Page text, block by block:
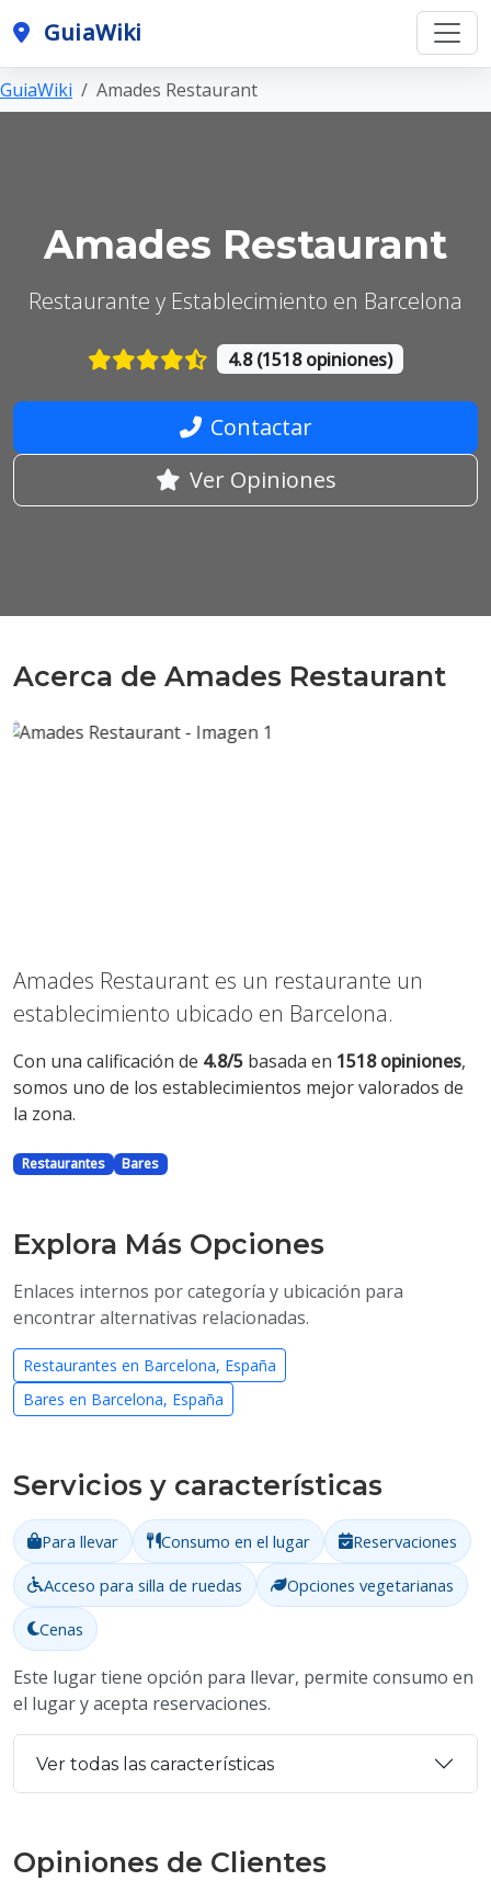
GuiaWiki
GuiaWiki Amades Restaurant
Amades Restaurant
Restaurante y Establecimiento en Barcelona
4.8 (1518 opiniones)
Contactar
Ver Opiniones
Acerca de Amades Restaurant
Amades Restaurant es un restaurante un
establecimiento ubicado en Barcelona.
Con una calificación de 4.8/5 basada en 1518 opiniones,
somos uno de los establecimientos mejor valorados de
la zona.
Restaurantes Bares
Explora Más Opciones
Enlaces internos por categoría y ubicación para
encontrar alternativas relacionadas.
Restaurantes en Barcelona, España
Bares en Barcelona, España
Servicios y características
Para llevar Consumo en el lugar
Reservaciones
Acceso para silla de ruedas
Opciones vegetarianas
Cenas
Este lugar tiene opción para llevar, permite consumo en
el lugar y acepta reservaciones.
Ver todas las características
Opiniones de Clientes